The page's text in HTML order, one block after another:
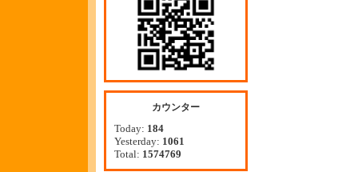
カウンター
Today: 184
Yesterday: 1061
Total: 1574769